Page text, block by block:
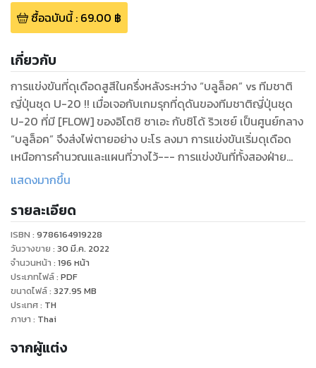
ซื้อฉบับนี้: 69.00 ฿
เกี่ยวกับ
การแข่งขันที่ดุเดือดสูสีในครึ่งหลังระหว่าง “บลูล็อค” vs ทีมชาติ
ญี่ปุ่นชุด U-20 !! เมื่อเจอกับเกมรุกที่ดุดันของทีมชาติญี่ปุ่นชุด
U-20 ที่มี [FLOW] ของอิโตชิ ซาเอะ กับชิโด้ ริวเซย์ เป็นศูนย์กลาง
“บลูล็อค” จึงส่งไพ่ตายอย่าง บะโร ลงมา การแข่งขันเริ่มดุเดือด
เหนือการคํานวณและแผนที่วางไว้--- การแข่งขันที่ทั้งสองฝ่าย
ทุ่มเทสุดฝีมือ แต่ละคนมุ่งมั่นจะทําให้เกิด [FLOW] และยกระดับการ
พวกอิซางิจะสามารถทําลายประตูสู่ยุคสมัยต่อไปได้หรือไม่!? เหล่า
ศูนย์หน้าทยอยปลุกความสามารถขึ้นมาอย่างต่อเนื่อง ผู้เล่นที่แบก
อนาคตของญี่ปุ่นไว้ ได้ถือกําเนิดขึ้นที่นี่แล้ว!!
แสดงมากขึ้น
รายละเอียด
ISBN : 9786164919228
วันวางขาย : 30 มี.ค. 2022
จำนวนหน้า : 196 หน้า
ประเภทไฟล์: PDF
ขนาดไฟล์: 327.95 MB
ประเทศ: TH
ภาษา : Thai
จากผู้แต่ง